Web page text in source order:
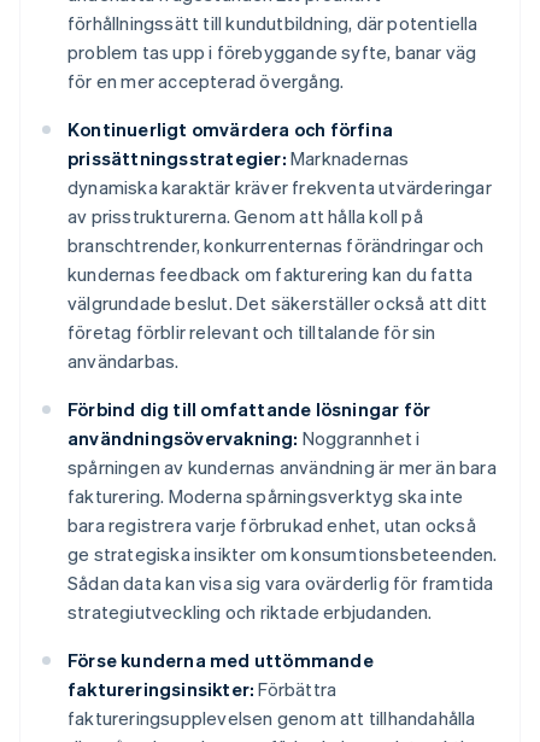
förhållningssätt till kundutbildning, där potentiella
problem tas upp i förebyggande syfte, banar väg
för en mer accepterad övergång.
Kontinuerligt omvärdera och förfina
prissättningsstrategier: Marknadernas
dynamiska karaktär kräver frekventa utvärderingar
av prisstrukturerna. Genom att hålla koll på
branschtrender, konkurrenternas förändringar och
kundernas feedback om fakturering kan du fatta
välgrundade beslut. Det säkerställer också att ditt
företag förblir relevant och tilltalande för sin
användarbas.
Förbind dig till omfattande lösningar för
användningsövervakning: Noggrannhet i
spårningen av kundernas användning är mer än bara
fakturering. Moderna spårningsverktyg ska inte
bara registrera varje förbrukad enhet, utan också
ge strategiska insikter om konsumtionsbeteenden.
Sådan data kan visa sig vara ovärderlig för framtida
strategiutveckling och riktade erbjudanden.
Förse kunderna med uttömmande
faktureringsinsikter: Förbättra
faktureringsupplevelsen genom att tillhandahålla